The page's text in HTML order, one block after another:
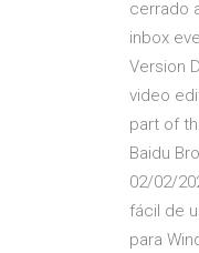
cerrado
inbox
Version
video
part of
Baidu
02/02/
fácil de
para